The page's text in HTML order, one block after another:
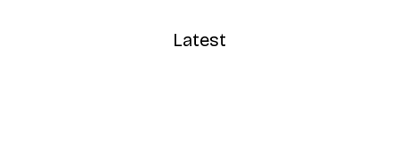
Latest